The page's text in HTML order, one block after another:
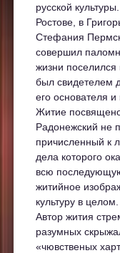
русской
Ростове, в
Стефания
совершил
жизни
был свидетелем
его основателя
Житие
Радонежский не
причисленный к
дела которого
всю
житийное
культуру в целом.
Автор жития
разумных
«чювственых